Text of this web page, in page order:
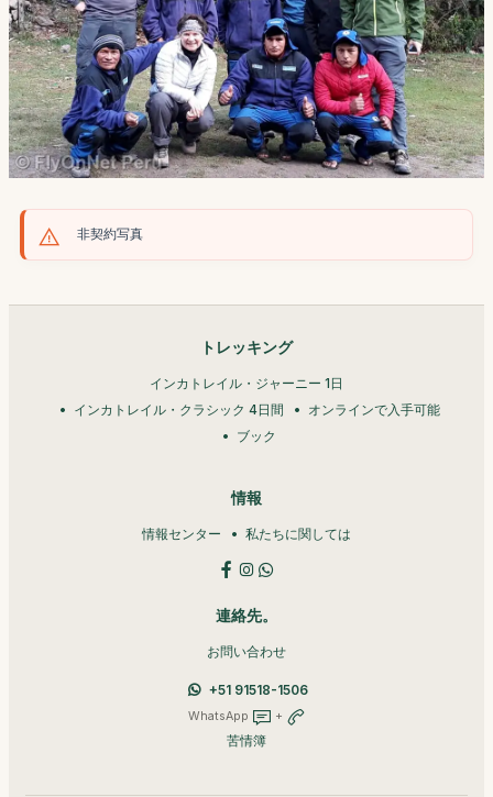
非契約写真
トレッキング
インカトレイル・ジャーニー 1日
インカトレイル・クラシック 4日間
オンラインで入手可能
ブック
情報
情報センター 私たちに関しては
連絡先。
お問い合わせ
+51 91518-1506
WhatsApp +
苦情簿